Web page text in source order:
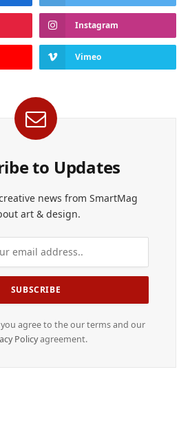
Instagram
Vimeo
to Updates
news from SmartMag
art & design.
agree to the our terms and our
Policyagreement.